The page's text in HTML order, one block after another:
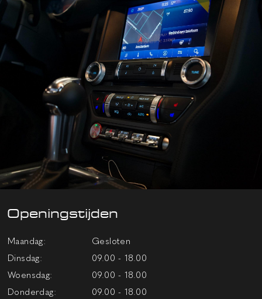
Openingstijden
Maandag:
Gesloten
Dinsdag:
09.00 - 18.00
Woensdag:
09.00 - 18.00
Donderdag:
09.00 - 18.00